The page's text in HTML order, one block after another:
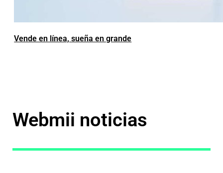
Vende en línea, sueña en grande
Webmii noticias